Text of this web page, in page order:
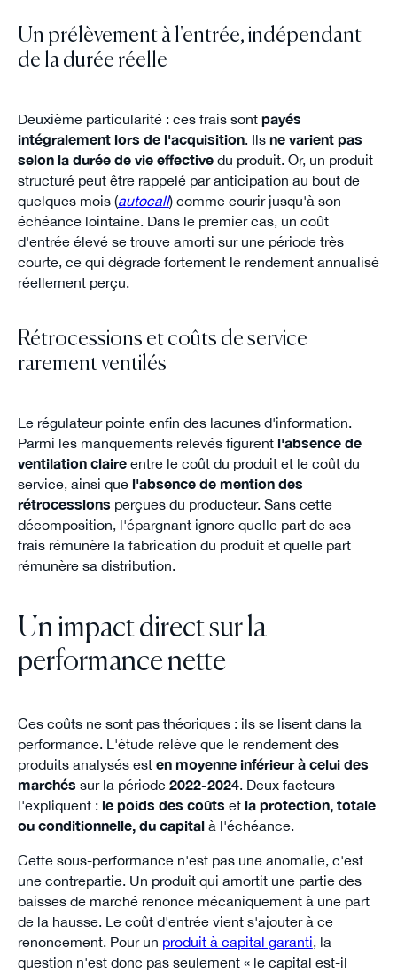
Un prélèvement à l'entrée, indépendant
de la durée réelle
Deuxième particularité : ces frais sont payés
intégralement lors de l'acquisition. Ils ne varient pas
selon la durée de vie effectivedu produit. Or, un produit
structuré peut être rappelé par anticipation au bout de
quelques mois (autocall) comme courir jusqu'à son
échéance lointaine. Dans le premier cas, un coût
d'entrée élevé se trouve amorti sur une période très
courte, ce qui dégrade fortement le rendement annualisé
réellement perçu.
Rétrocessions et coûts de service
rarement ventilés
Le régulateur pointe enfin des lacunes d'information.
Parmi les manquements relevés figurent l'absence de
ventilation claireentre le coût du produit et le coût du
service, ainsi que l'absence de mention des
rétrocessions perçues du producteur. Sans cette
décomposition, l'épargnant ignore quelle part de ses
frais rémunère la fabrication du produit et quelle part
rémunère sa distribution.
Un impact direct sur la
performance nette
Ces coûts ne sont pas théoriques : ils se lisent dans la
performance. L'étude relève que le rendement des
produits analysés est en moyenne inférieur à celui des
marchés sur la période 2022-2024. Deux facteurs
l'expliquent : le poids des coûts et la protection, totale
ou conditionnelle, du capitalà l'échéance.
Cette sous-performance n'est pas une anomalie, c'est
une contrepartie. Un produit qui amortit une partie des
baisses de marché renonce mécaniquement à une part
de la hausse. Le coût d'entrée vient s'ajouter à ce
renoncement. Pour un produit à capital garanti, la
question n'est donc pas seulement « le capital est-il